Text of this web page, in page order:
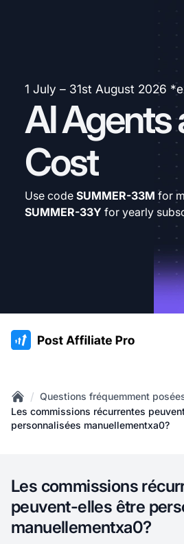
1 July – 31st August 2026
AI Agents
Cost
Use code SUMMER-33M for
SUMMER-33Y for yearly
:site.title
Home
/ Questions fréquemment
Les commissions récurrentes
personnalisées manuellementxa0?
Les commissions
peuvent-elles être
manuellementxa0?